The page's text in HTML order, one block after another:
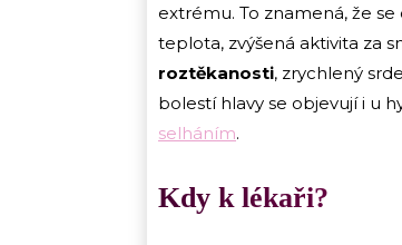
extrému. To znamená, že
teplota, zvýšená aktivita za
roztěkanosti, zrychlený
bolestí hlavy se objevují i u
selháním.
Kdy k lékaři?